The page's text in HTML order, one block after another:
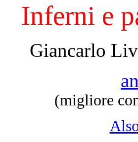
Inferni e
Giancarlo
(migliore